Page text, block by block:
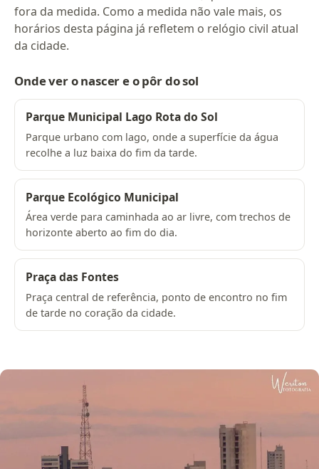
fora da medida. Como a medida não vale mais, os
horários desta página já refletem o relógio civil atual
da cidade.
Onde ver o nascer e o pôr do sol
Parque Municipal Lago Rota do Sol
Parque urbano com lago, onde a superfície da água
recolhe a luz baixa do fim da tarde.
Parque Ecológico Municipal
Área verde para caminhada ao ar livre, com trechos de
horizonte aberto ao fim do dia.
Praça das Fontes
Praça central de referência, ponto de encontro no fim
de tarde no coração da cidade.